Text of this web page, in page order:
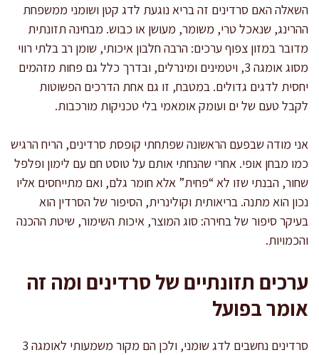
השאלה האם סרדינים זה בריא נוגעת לדג קטן ושומני ממשפחת
ההרינג, שנאכל טרי, משומר, מעושן או כבוש. מבחינה תזונתית
מדובר במזון צפוף ערכים: הרבה חלבון איכותי, שומן רב בלתי רווי
מסוג אומגה 3, ויטמינים ומינרלים, ובדרך כלל גם פחות מזהמים
יחסית לדגים גדולים. במטבח, זו גם אחת הדרכים הפשוטות
לקבל טעם של ים ועומק אומאמי בלי טכניקות מורכבות.
אני מודה שבפעם הראשונה שפתחתי קופסת סרדינים, הריח הרגיש
כמו מבחן אופי. אחרי שהנחתי אותם על טוסט חם עם לימון ופלפל
שחור, הבנתי שזו לא “פחית” אלא חומר גלם, ואם מתייחסים אליו
נכון הוא מתנה. בריאותית וקולינרית, הסיפור של הסרדין הוא
בעיקר סיפור של בחירה: סוג המוצר, איכות השימור, שיטת ההכנה
והכמויות.
ערכים תזונתיים של סרדינים ומה זה
אומר בפועל
סרדינים נחשבים לדג שומני, ולכן הם מקור משמעותי לאומגה 3